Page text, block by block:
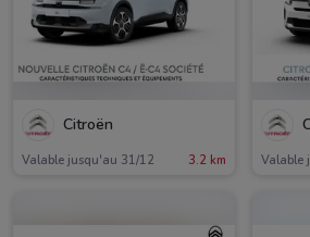
Citroën
Valable jusqu'au 31/12 3.2 km Valable